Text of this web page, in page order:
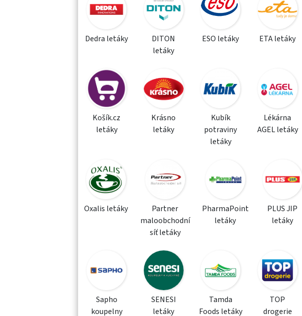
Dedra letáky
DITON
letáky
ESO letáky ETA letáky
Košík.cz
letáky
Krásno
letáky
Kubík
potraviny
letáky
Lékárna
AGEL letáky
Oxalis letáky
Partner
maloobchodní
síť letáky
PharmaPoint
letáky
PLUS JIP
letáky
Sapho
koupelny
SENESI
letáky
Tamda
Foods letáky
TOP
drogerie